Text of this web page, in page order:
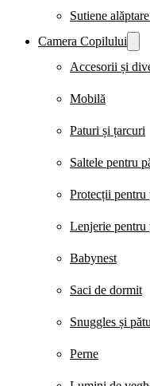
Sutiene
Camera Copilului
Accesorii și
Mobilă
Paturi și țarcuri
Saltele pentru
Protecții pentru
Lenjerie pentru
Babynest
Saci de dormit
Snuggles și
Perne